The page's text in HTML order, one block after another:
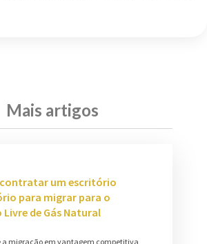
Mais artigos
contratar um escritório
para migrar para o
Livre de Gás Natural
a migração em vantagem competitiva